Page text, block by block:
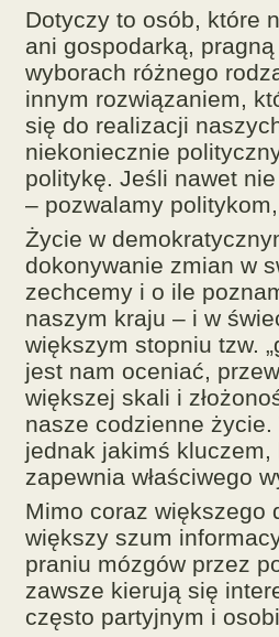
Dotyczy to osób, które
ani gospodarką,
wyborach różnego
innym rozwiązaniem,
się do realizacji
niekoniecznie
politykę. Jeśli nawet
– pozwalamy
Życie w
dokonywanie zmian w
zechcemy i o ile
naszym kraju – i w
większym stopniu tzw.
jest nam oceniać,
większej skali i
nasze codzienne życie.
jednak jakimś kluczem,
zapewnia właściwego
Mimo coraz większego
większy szum
praniu mózgów przez
zawsze kierują się
często partyjnym i